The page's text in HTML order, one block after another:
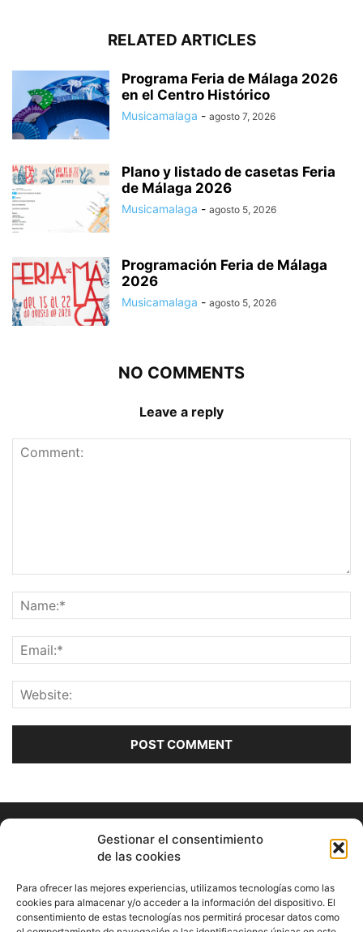
Gestionar el consentimiento
de las cookies
Para ofrecer las mejores experiencias, utilizamos tecnologías como las
cookies para almacenar y/o acceder a la información del dispositivo. El
consentimiento de estas tecnologías nos permitirá procesar datos como
RELATED ARTICLES
Programa Feria de Málaga 2026
en el Centro Histórico
Musicamalaga - agosto 7, 2026
Plano y listado de casetas Feria
de Málaga 2026
Musicamalaga - agosto 5, 2026
Programación Feria de Málaga
2026
Musicamalaga - agosto 5, 2026
NO COMMENTS
Leave a reply
ABOUT US